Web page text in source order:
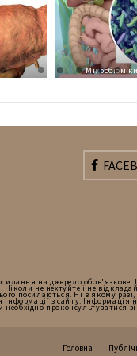
Мікробіом
на джерело
не нехтуйте і не
посилаються. Ні в якому
з сайту.
Головна